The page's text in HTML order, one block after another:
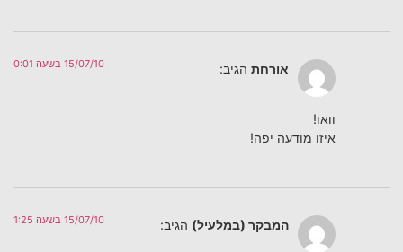
אורחת הגיב: 15/07/10 בשעה 0:01
וואו!
איזו מודעה יפה!
המבקר (במלעיל) הגיב: 15/07/10 בשעה 1:25